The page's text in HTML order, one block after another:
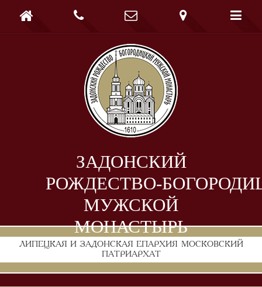
ЗАДОНСКИЙ
РОЖДЕСТВО-
МУЖСКОЙ
МОНАСТЫРЬ
ЛИПЕЦКАЯ И ЗАДОНСКАЯ ЕПАРХИЯ МОСКОВСКИЙ
ПАТРИАРХАТ
    